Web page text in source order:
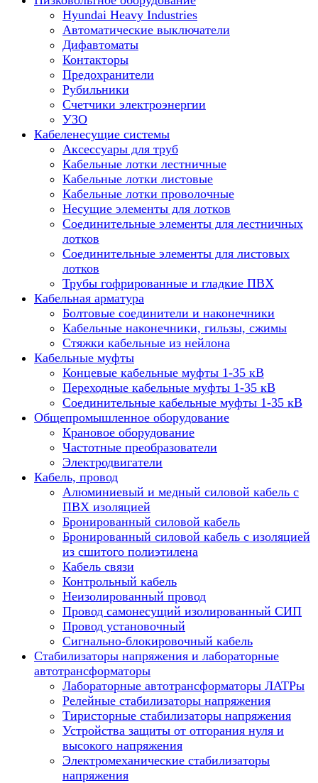
Hyundai Heavy Industries
Автоматические выключатели
Дифавтоматы
Контакторы
Предохранители
Рубильники
Счетчики электроэнергии
УЗО
Кабеленесущие системы
Аксессуары для труб
Кабельные лотки лестничные
Кабельные лотки листовые
Кабельные лотки проволочные
Несущие элементы для лотков
Соединительные элементы для лестничных
лотков
Соединительные элементы для листовых
лотков
Трубы гофрированные и гладкие ПВХ
Кабельная арматура
Болтовые соединители и наконечники
Кабельные наконечники, гильзы, сжимы
Стяжки кабельные из нейлона
Кабельные муфты
Концевые кабельные муфты 1-35 кВ
Переходные кабельные муфты 1-35 кВ
Соединительные кабельные муфты 1-35 кВ
Общепромышленное оборудование
Крановое оборудование
Частотные преобразователи
Электродвигатели
Кабель, провод
Алюминиевый и медный силовой кабель с
ПВХ изоляцией
Бронированный силовой кабель
Бронированный силовой кабель с изоляцией
из сшитого полиэтилена
Кабель связи
Контрольный кабель
Неизолированный провод
Провод самонесущий изолированный СИП
Провод установочный
Сигнально-блокировочный кабель
Стабилизаторы напряжения и лабораторные
автотрансформаторы
Лабораторные автотрансформаторы ЛАТРы
Релейные стабилизаторы напряжения
Тиристорные стабилизаторы напряжения
Устройства защиты от отгорания нуля и
высокого напряжения
Электромеханические стабилизаторы
напряжения